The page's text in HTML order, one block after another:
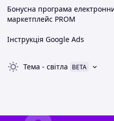
Бонусна програма
маркетплейс PROM
Інструкція Google Ads
Тема - світла BETA